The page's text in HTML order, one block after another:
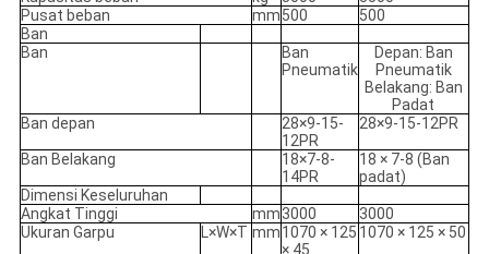
Pusat beban
mm500
500
Ban
Ban
Ban
Pneumatik
Depan: Ban
Pneumatik
Belakang: Ban
Padat
Ban depan
28×9-15-
12PR
28×9-15-12PR
Ban Belakang
18×7-8-
14PR
18 × 7-8 (Ban
padat)
Dimensi Keseluruhan
Angkat Tinggi
mm3000
3000
Ukuran Garpu
L×W×T mm1070 × 125
× 45
1070 × 125 × 50